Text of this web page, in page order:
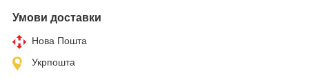
Умови доставки
Нова Пошта
Укрпошта